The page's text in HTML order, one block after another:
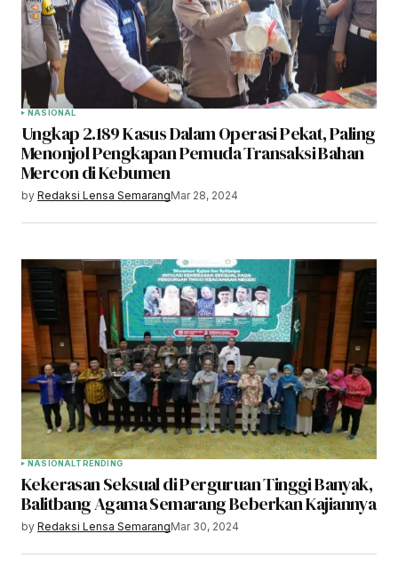
NASIONAL
Ungkap 2.189 Kasus Dalam Operasi Pekat, Paling
Menonjol Pengkapan Pemuda Transaksi Bahan
Mercon di Kebumen
by Redaksi Lensa SemarangMar 28, 2024
NASIONAL TRENDING
Kekerasan Seksual di Perguruan Tinggi Banyak,
Balitbang Agama Semarang Beberkan Kajiannya
by Redaksi Lensa SemarangMar 30, 2024